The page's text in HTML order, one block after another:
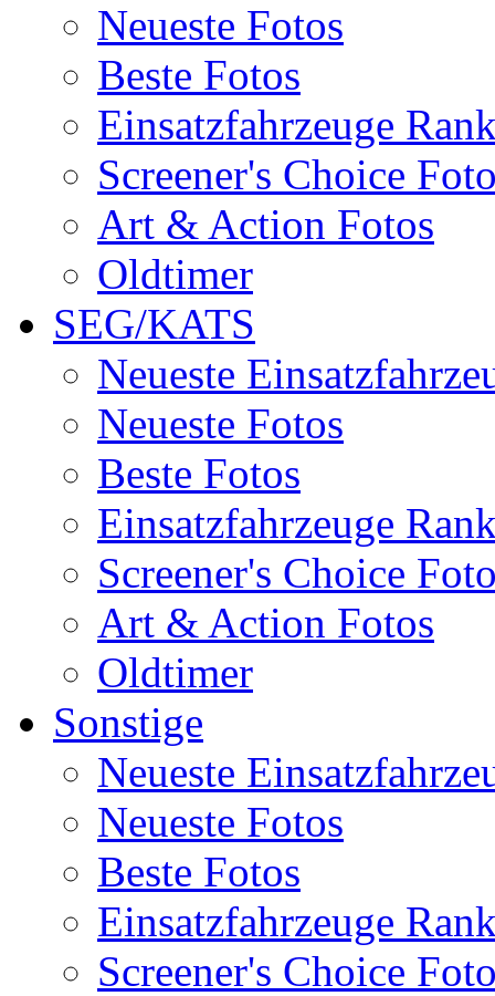
Neueste Fotos
Beste Fotos
Einsatzfahrzeuge
Screener's Choice
Art & Action Fotos
Oldtimer
SEG/KATS
Neueste
Neueste Fotos
Beste Fotos
Einsatzfahrzeuge
Screener's Choice
Art & Action Fotos
Oldtimer
Sonstige
Neueste
Neueste Fotos
Beste Fotos
Einsatzfahrzeuge
Screener's Choice